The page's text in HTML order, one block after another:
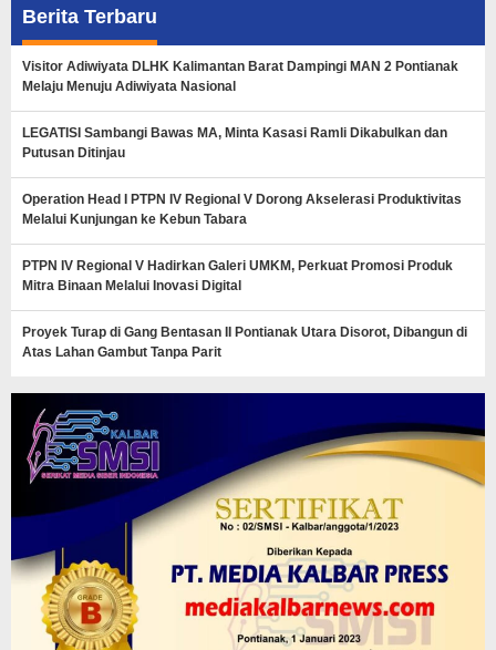
Berita Terbaru
Visitor Adiwiyata DLHK Kalimantan Barat Dampingi MAN 2 Pontianak
Melaju Menuju Adiwiyata Nasional
LEGATISI Sambangi Bawas MA, Minta Kasasi Ramli Dikabulkan dan
Putusan Ditinjau
Operation Head I PTPN IV Regional V Dorong Akselerasi Produktivitas
Melalui Kunjungan ke Kebun Tabara
PTPN IV Regional V Hadirkan Galeri UMKM, Perkuat Promosi Produk
Mitra Binaan Melalui Inovasi Digital
Proyek Turap di Gang Bentasan II Pontianak Utara Disorot, Dibangun di
Atas Lahan Gambut Tanpa Parit